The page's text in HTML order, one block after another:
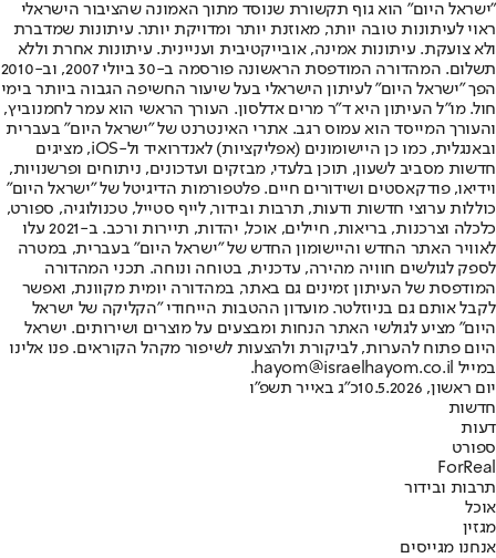
"ישראל היום" הוא גוף תקשורת שנוסד מתוך האמונה שהציבור הישראלי
ראוי לעיתונות טובה יותר, מאוזנת יותר ומדויקת יותר. עיתונות שמדברת
ולא צועקת. עיתונות אמינה, אובייקטיבית ועניינית. עיתונות אחרת וללא
תשלום. המהדורה המודפסת הראשונה פורסמה ב-30 ביולי 2007, וב-2010
הפך "ישראל היום" לעיתון הישראלי בעל שיעור החשיפה הגבוה ביותר בימי
חול. מו"ל העיתון היא ד"ר מרים אדלסון. העורך הראשי הוא עמר לחמנוביץ,
והעורך המייסד הוא עמוס רגב. אתרי האינטרנט של "ישראל היום" בעברית
ובאנגלית, כמו כן היישומונים (אפליקציות) לאנדרואיד ול-iOS, מציגים
חדשות מסביב לשעון, תוכן בלעדי, מבזקים ועדכונים, ניתוחים ופרשנויות,
וידיאו, פודקאסטים ושידורים חיים. פלטפורמות הדיגיטל של "ישראל היום"
כוללות ערוצי חדשות ודעות, תרבות ובידור, לייף סטייל, טכנולוגיה, ספורט,
כלכלה וצרכנות, בריאות, חיילים, אוכל, יהדות, תיירות ורכב. ב-2021 עלו
לאוויר האתר החדש והיישומון החדש של "ישראל היום" בעברית, במטרה
לספק לגולשים חוויה מהירה, עדכנית, בטוחה ונוחה. תכני המהדורה
המודפסת של העיתון זמינים גם באתר, במהדורה יומית מקוונת, ואפשר
לקבל אותם גם בניוזלטר. מועדון ההטבות הייחודי "הקליקה של ישראל
היום" מציע לגולשי האתר הנחות ומבצעים על מוצרים ושירותים. ישראל
היום פתוח להערות, לביקורת ולהצעות לשיפור מקהל הקוראים. פנו אלינו
במייל hayom@israelhayom.co.il.
יום ראשון, 10.5.2026
כ"ג באייר תשפ"ו
חדשות
דעות
ספורט
ForReal
תרבות ובידור
אוכל
מגזין
אנחנו מגייסים